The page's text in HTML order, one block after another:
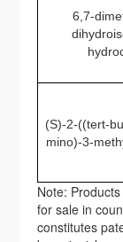
6,7-
(S)-2-((tert-
mino)-3-
Note:
for sale in
constitutes